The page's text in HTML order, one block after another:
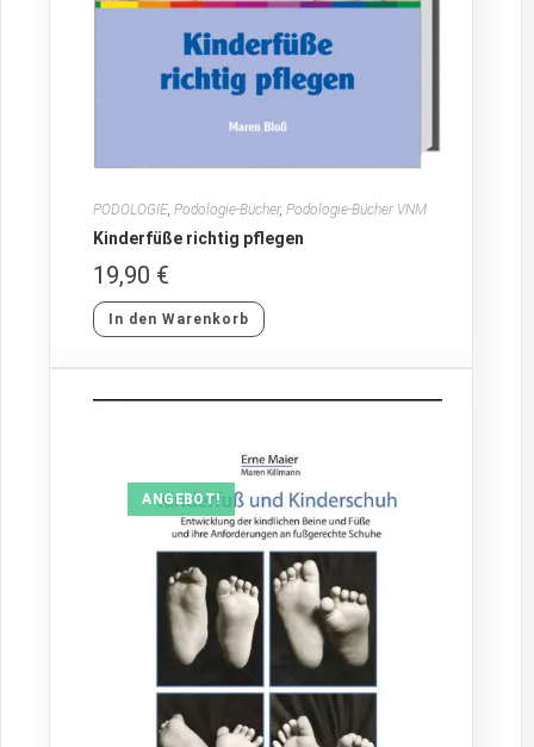
PODOLOGIE,Podologie-Bücher,Podologie-Bücher VNM
Kinderfüße richtig pflegen
19,90 €
In den Warenkorb
ANGEBOT!